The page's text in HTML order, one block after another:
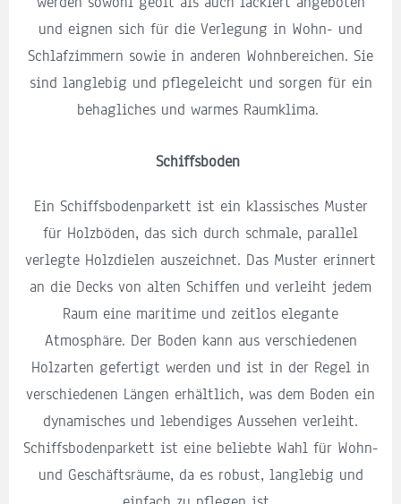
und eignen sich für die Verlegung in Wohn- und
Schlafzimmern sowie in anderen Wohnbereichen. Sie
sind langlebig und pflegeleicht und sorgen für ein
behagliches und warmes Raumklima.
Schiffsboden
Ein Schiffsbodenparkett ist ein klassisches Muster
für Holzböden, das sich durch schmale, parallel
verlegte Holzdielen auszeichnet. Das Muster erinnert
an die Decks von alten Schiffen und verleiht jedem
Raum eine maritime und zeitlos elegante
Atmosphäre. Der Boden kann aus verschiedenen
Holzarten gefertigt werden und ist in der Regel in
verschiedenen Längen erhältlich, was dem Boden ein
dynamisches und lebendiges Aussehen verleiht.
Schiffsbodenparkett ist eine beliebte Wahl für Wohn-
und Geschäftsräume, da es robust, langlebig und